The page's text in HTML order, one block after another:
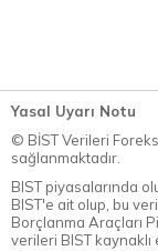
Yasal Uyarı Notu
© BİST Verileri
sağlanmaktadır.
BIST piyasalarında
BIST'e ait olup, bu
Borçlanma Araçları
verileri BIST